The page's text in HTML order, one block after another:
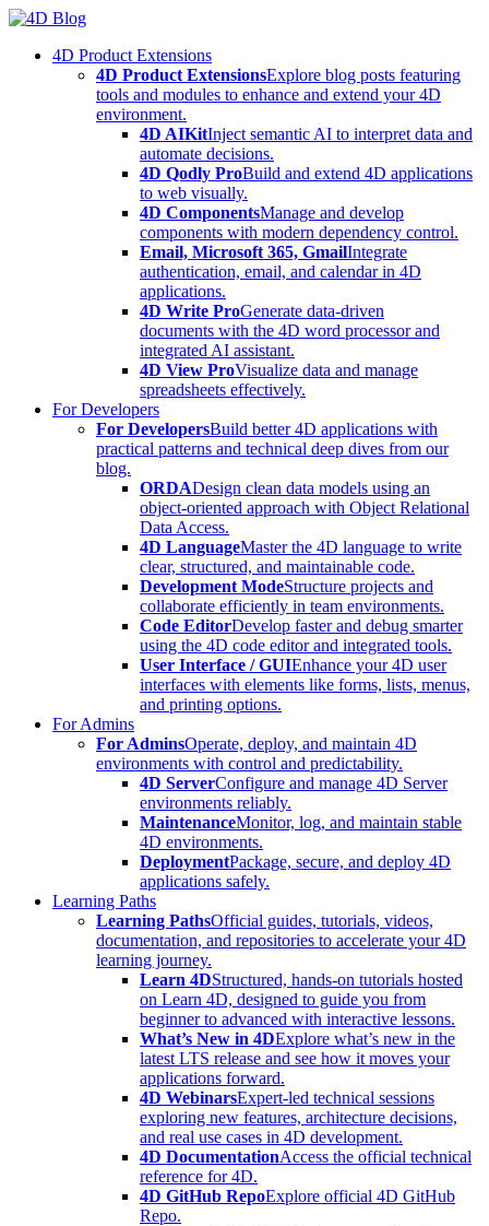
Skip
content4D Product Extensions
4D Product ExtensionsExplore blog posts featuring
tools and modules to enhance and extend your 4D
environment.
4D AIKitInject semantic AI to interpret data and
automate decisions.
4D Qodly ProBuild and extend 4D applications
to web visually.
4D ComponentsManage and develop
components with modern dependency control.
Email, Microsoft 365, GmailIntegrate
authentication, email, and calendar in 4D
applications.
4D Write ProGenerate data-driven
documents with the 4D word processor and
integrated AI assistant.
4D View ProVisualize data and manage
spreadsheets effectively.
For Developers
For DevelopersBuild better 4D applications with
practical patterns and technical deep dives from our
blog.
ORDADesign clean data models using an
object-oriented approach with Object Relational
Data Access.
4D LanguageMaster the 4D language to write
clear, structured, and maintainable code.
Development ModeStructure projects and
collaborate efficiently in team environments.
Code EditorDevelop faster and debug smarter
using the 4D code editor and integrated tools.
User Interface / GUIEnhance your 4D user
interfaces with elements like forms, lists, menus,
and printing options.
For Admins
For AdminsOperate, deploy, and maintain 4D
environments with control and predictability.
4D ServerConfigure and manage 4D Server
environments reliably.
MaintenanceMonitor, log, and maintain stable
4D environments.
DeploymentPackage, secure, and deploy 4D
applications safely.
Learning Paths
Learning PathsOfficial guides, tutorials, videos,
documentation, and repositories to accelerate your 4D
learning journey.
Learn 4DStructured, hands-on tutorials hosted
on Learn 4D, designed to guide you from
beginner to advanced with interactive lessons.
What’s New in 4DExplore what’s new in the
latest LTS release and see how it moves your
applications forward.
4D WebinarsExpert-led technical sessions
exploring new features, architecture decisions,
and real use cases in 4D development.
4D DocumentationAccess the official technical
reference for 4D.
4D GitHub RepoExplore official 4D GitHub
Repo.